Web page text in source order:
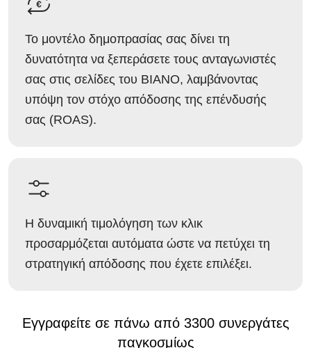
Το μοντέλο δημοπρασίας σας δίνει τη
δυνατότητα να ξεπεράσετε τους ανταγωνιστές
σας στις σελίδες του BIANO, λαμβάνοντας
υπόψη τον στόχο απόδοσης της επένδυσής
σας (ROAS).
Η δυναμική τιμολόγηση των κλικ
προσαρμόζεται αυτόματα ώστε να πετύχει τη
στρατηγική απόδοσης που έχετε επιλέξει.
Εγγραφείτε σε πάνω από 3300 συνεργάτες
παγκοσμίως